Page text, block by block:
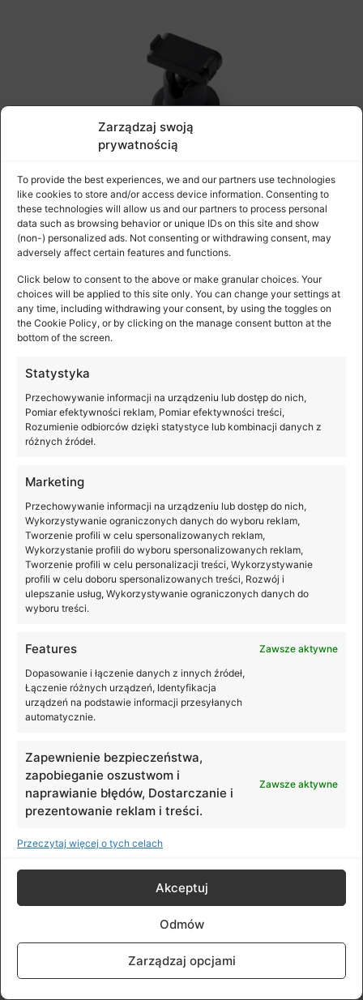
Zarządzaj swoją
prywatnością
To provide the best experiences, we and our partners use technologies
like cookies to store and/or access device information. Consenting to
these technologies will allow us and our partners to process personal
data such as browsing behavior or unique IDs on this site and show
(non-) personalized ads. Not consenting or withdrawing consent, may
adversely affect certain features and functions.
Click below to consent to the above or make granular choices. Your
choices will be applied to this site only. You can change your settings at
any time, including withdrawing your consent, by using the toggles on
the Cookie Policy, or by clicking on the manage consent button at the
bottom of the screen.
Statystyka
Przechowywanie informacji na urządzeniu lub dostęp do nich,
Pomiar efektywności reklam, Pomiar efektywności treści,
Rozumienie odbiorców dzięki statystyce lub kombinacji danych z
różnych źródeł.
Marketing
Przechowywanie informacji na urządzeniu lub dostęp do nich,
Wykorzystywanie ograniczonych danych do wyboru reklam,
Tworzenie profili w celu spersonalizowanych reklam,
Wykorzystanie profili do wyboru spersonalizowanych reklam,
Tworzenie profili w celu personalizacji treści, Wykorzystywanie
profili w celu doboru spersonalizowanych treści, Rozwój i
ulepszanie usług, Wykorzystywanie ograniczonych danych do
wyboru treści.
Features
Zawsze aktywne
Dopasowanie i łączenie danych z innych źródeł,
Łączenie różnych urządzeń, Identyfikacja
urządzeń na podstawie informacji przesyłanych
automatycznie.
Zapewnienie bezpieczeństwa,
zapobieganie oszustwom i
naprawianie błędów, Dostarczanie i
prezentowanie reklam i treści.
Zawsze aktywne
Przeczytaj więcej o tych celach
Akceptuj
Odmów
Zarządzaj opcjami
Magnetyczny adapter z mocowaniem typu przegub
kulowy
Magnetyczny adapter z mocowaniem
Pilot zdalnego sterowania z wysięgnikiem